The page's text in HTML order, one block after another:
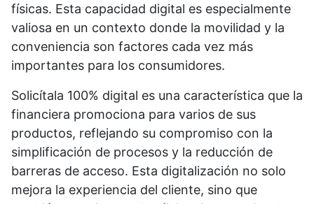
físicas. Esta capacidad digital es especialmente
valiosa en un contexto donde la movilidad y la
conveniencia son factores cada vez más
importantes para los consumidores.
Solicítala 100% digital es una característica que la
financiera promociona para varios de sus
productos, reflejando su compromiso con la
simplificación de procesos y la reducción de
barreras de acceso. Esta digitalización no solo
mejora la experiencia del cliente, sino que